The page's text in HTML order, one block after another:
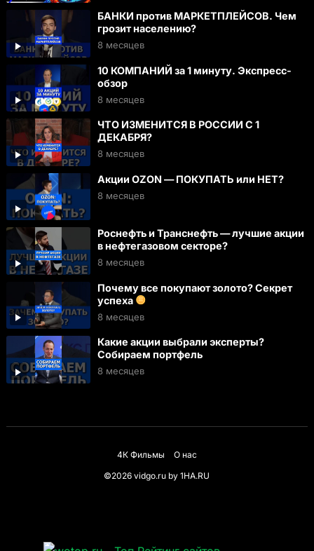
БАНКИ против МАРКЕТПЛЕЙСОВ. Чем
грозит населению?
8 месяцев
10 КОМПАНИЙ за 1 минуту. Экспресс-
обзор
8 месяцев
ЧТО ИЗМЕНИТСЯ В РОССИИ С 1
ДЕКАБРЯ?
8 месяцев
Акции OZON — ПОКУПАТЬ или НЕТ?
8 месяцев
Роснефть и Транснефть — лучшие акции
в нефтегазовом секторе?
8 месяцев
Почему все покупают золото? Секрет
успеха
8 месяцев
Какие акции выбрали эксперты?
Собираем портфель
8 месяцев
4К Фильмы
О нас
©2026 vidgo.ru by1HA.RU